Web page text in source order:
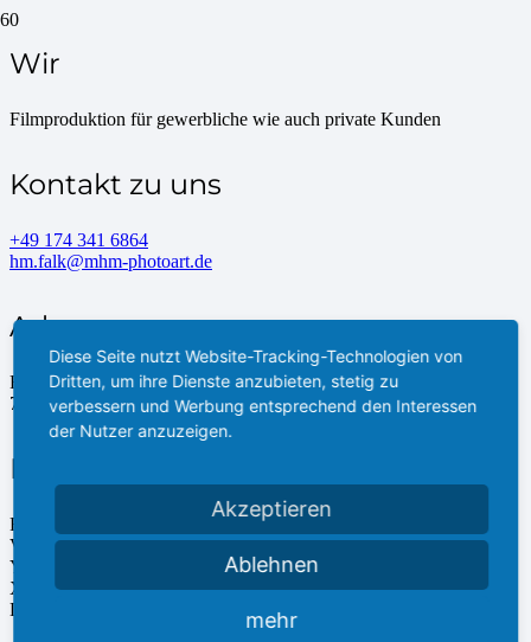
Wir
Filmproduktion für gewerbliche wie auch private Kunden
Kontakt zu uns
+49 174 341 6864
hm.falk@mhm-photoart.de
Adresse
Ruhefeld 57
74594 Kreßberg
Follow us
Facebook
Vimeo
YouTube
Xing
LinkedIn
2026 Alle Rechte vorbehalten | Technische Umsetzung durch
Diese Seite nutzt Website-Tracking-Technologien von
Dritten, um ihre Dienste anzubieten, stetig zu
verbessern und Werbung entsprechend den Interessen
der Nutzer anzuzeigen.
Akzeptieren
Ablehnen
mehr